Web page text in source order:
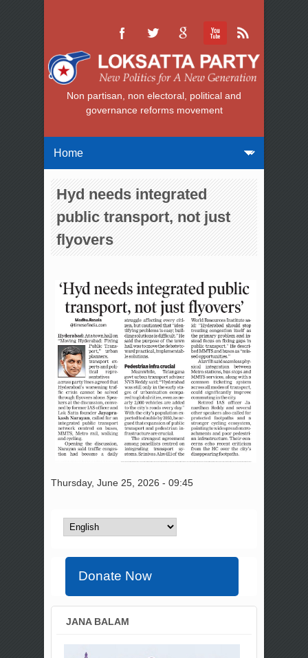
Non partisan, non electoral, political and
governance reforms movement
Hyd needs integrated
public transport, not just
flyovers
Thursday, June 25, 2026 - 09:45
Donate Now
JANA BALAM